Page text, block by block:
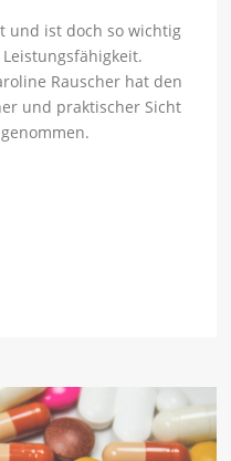
und ist doch so wichtig
Rauscher hat den
und praktischer Sicht